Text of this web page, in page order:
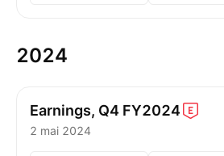
2024
Earnings, Q4 FY2024
2 mai 2024